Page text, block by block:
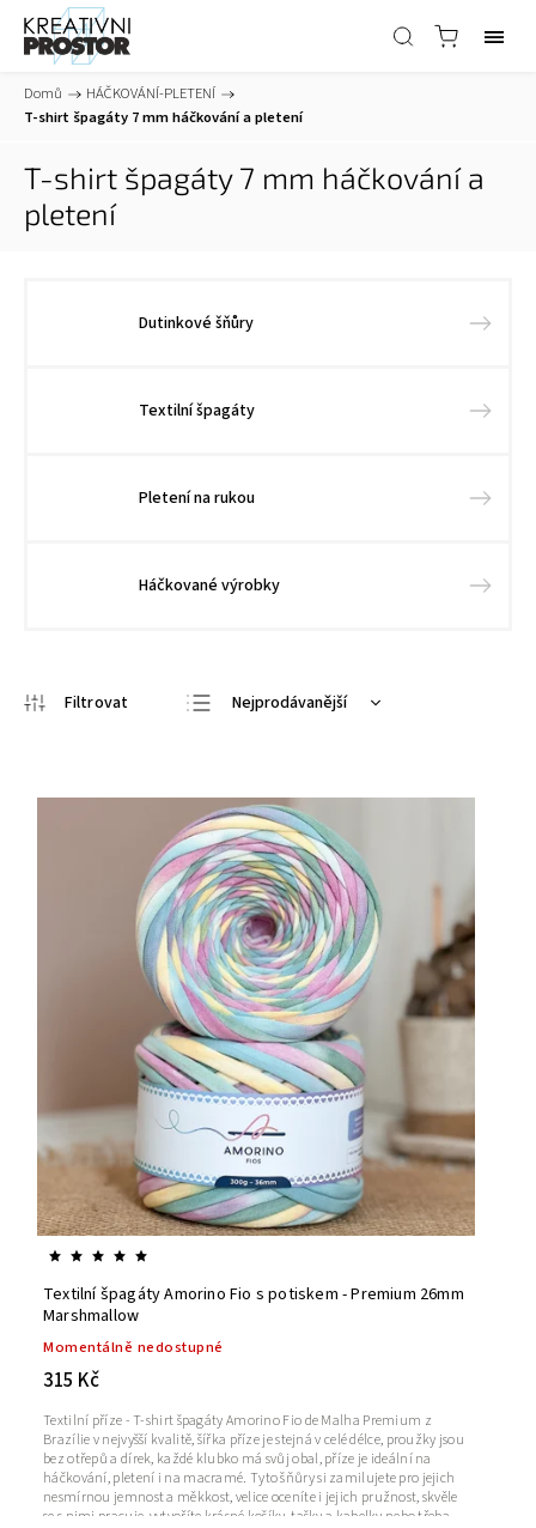
Domů / HÁČKOVÁNÍ-PLETENÍ /
T-shirt špagáty 7 mm háčkování a pletení
T-shirt špagáty 7 mm háčkování a
pletení
Dutinkové šňůry
Textilní špagáty
Pletení na rukou
Háčkované výrobky
Nejdražší
Nejprodávanější
Abecedně
Textilní špagáty Amorino Fio s potiskem - Premium 26mm
Marshmallow
Momentálně nedostupné
315 Kč
Textilní příze - T-shirt špagáty Amorino Fio de Malha Premium z
Brazílie v nejvyšší kvalitě, šířka příze je stejná v celé délce, proužky jsou
bez otřepů a dírek, každé klubko má svůj obal, příze je ideální na
háčkování, pletení i na macramé. Tyto šňůry si zamilujete pro jejich
nesmírnou jemnost a měkkost, velice oceníte i jejich pružnost, skvěle
se s nimi pracuje, vytvoříte krásné košíky, tašky a kabelky nebo třeba